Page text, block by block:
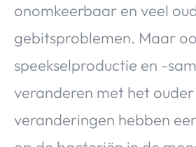
onomkeerbaar en veel
gebitsproblemen. Maar
speekselproductie en -
veranderen met het
veranderingen hebben